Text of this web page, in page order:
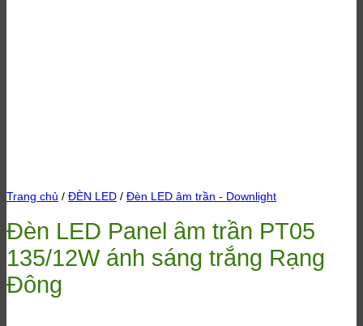
Trang chủ / ĐÈN LED / Đèn LED âm trần - Downlight
Đèn LED Panel âm trần PT05
135/12W ánh sáng trắng Rạng
Đông